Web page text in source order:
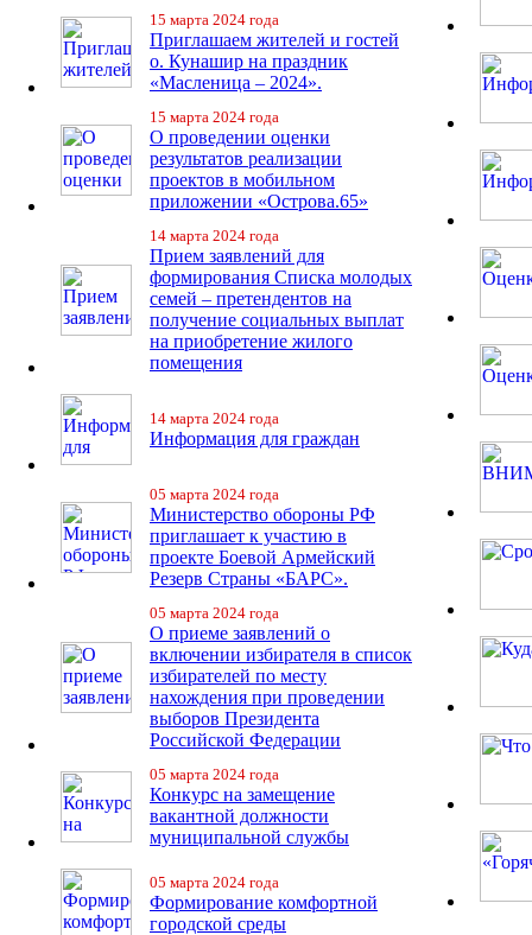
15 марта 2024 года
Приглашаем жителей и гостей
о. Кунашир на праздник
«Масленица – 2024».
15 марта 2024 года
О проведении оценки
результатов реализации
проектов в мобильном
приложении «Острова.65»
14 марта 2024 года
Прием заявлений для
формирования Списка молодых
семей – претендентов на
получение социальных выплат
на приобретение жилого
помещения
14 марта 2024 года
Информация для граждан
05 марта 2024 года
Министерство обороны РФ
приглашает к участию в
проекте Боевой Армейский
Резерв Страны «БАРС».
05 марта 2024 года
О приеме заявлений о
включении избирателя в список
избирателей по месту
нахождения при проведении
выборов Президента
Российской Федерации
05 марта 2024 года
Конкурс на замещение
вакантной должности
муниципальной службы
05 марта 2024 года
Формирование комфортной
городской среды